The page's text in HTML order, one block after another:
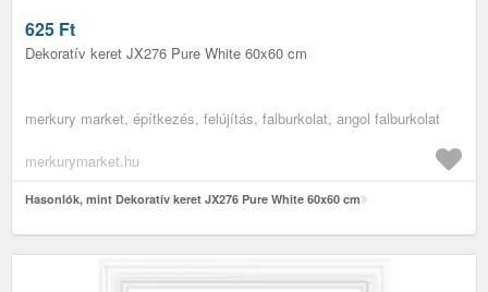
625 Ft
Dekoratív keret JX276 Pure White 60x60 cm
merkury market, építkezés, felújítás, falburkolat, angol falburkolat
merkurymarket.hu
Hasonlók, mint Dekoratív keret JX276 Pure White 60x60 cm